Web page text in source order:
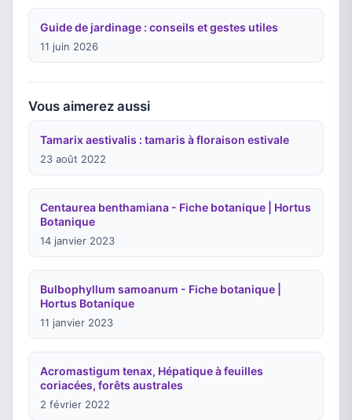
Guide de jardinage : conseils et gestes utiles
11 juin 2026
Vous aimerez aussi
Tamarix aestivalis : tamaris à floraison estivale
23 août 2022
Centaurea benthamiana - Fiche botanique | Hortus
Botanique
14 janvier 2023
Bulbophyllum samoanum - Fiche botanique |
Hortus Botanique
11 janvier 2023
Acromastigum tenax, Hépatique à feuilles
coriacées, forêts australes
2 février 2022